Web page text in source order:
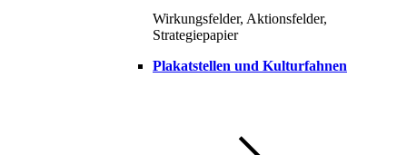
Wirkungsfelder, Aktionsfelder,
Strategiepapier
Plakatstellen und Kulturfahnen